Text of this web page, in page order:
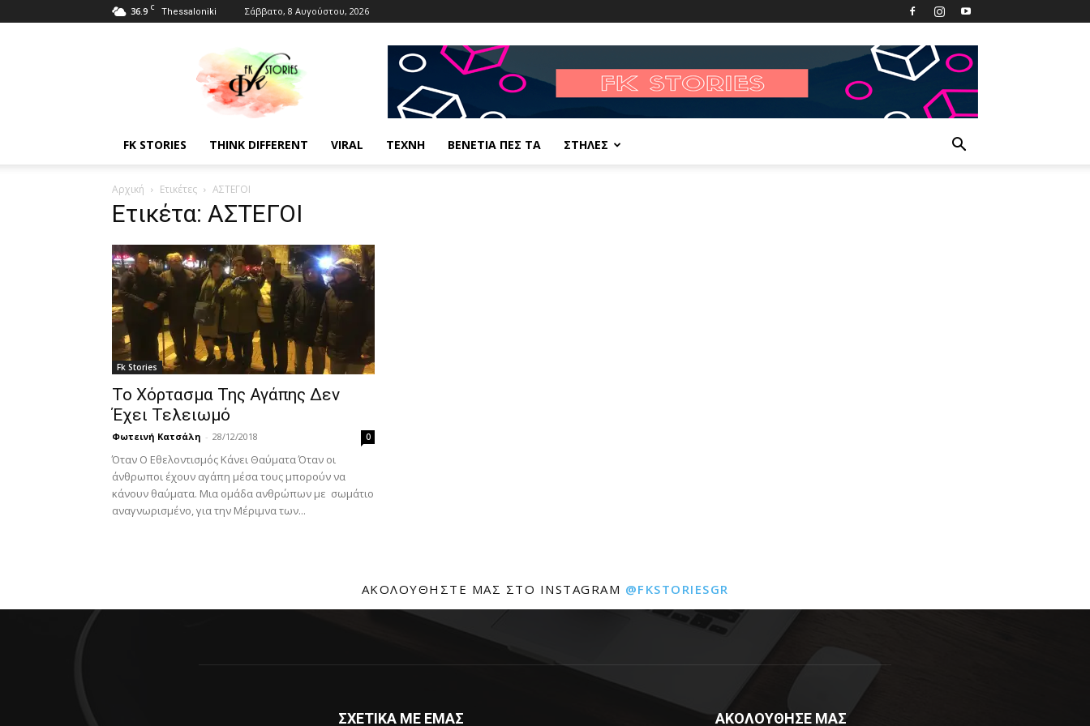
36.9 C Thessaloniki Σάββατο, 8 Αυγούστου, 2026
Fkstories
FK STORIES THINK DIFFERENT VIRAL ΤΕΧΝΗ ΒΕΝΕΤΙΑ ΠΕΣ ΤΑ ΣΤΗΛΕΣ
Αρχική Ετικέτες ΑΣΤΕΓΟΙ
Ετικέτα: ΑΣΤΕΓΟΙ
Fk Stories
Το Χόρτασμα Της Αγάπης Δεν
Έχει Τελειωμό
Φωτεινή Κατσάλη - 28/12/2018 0
Όταν Ο Εθελοντισμός Κάνει Θαύματα Όταν οι
άνθρωποι έχουν αγάπη μέσα τους μπορούν να
κάνουν θαύματα. Μια ομάδα ανθρώπων με σωμάτιο
αναγνωρισμένο, για την Μέριμνα των...
ΑΚΟΛΟΥΘΉΣΤΕ ΜΑΣ ΣΤΟ INSTAGRAM @FKSTORIESGR
ΣΧΕΤΙΚΑ ΜΕ ΕΜΑΣ ΑΚΟΛΟΥΘΗΣΕ ΜΑΣ